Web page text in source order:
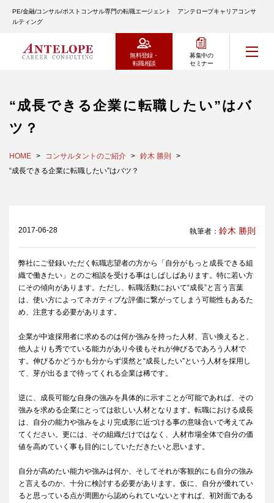
PE/金融/コンサル/ポストコンサル専門の転職エージェント アンテロープキャリアコンサ
ルティング
無料登録・
転職相談
募集中の
セミナー
“成長できる企業に転職したい”はバ
ツ？
HOME コンサルタントのご紹介
鈴木 勝則
“成長できる企業に転職したい”はバツ？
2017-06-28 執筆者： 鈴木 勝則
弊社にご登録いただく転職志望者の方から「自分がもっと成長できる組
織で働きたい」とのご相談を受ける事はしばしばあります。特に若い方
にその傾向があります。ただし、転職活動において“成長”と言う言葉
は、使い方によってネガティブな評価に繋がってしまう可能性もあるた
め、注意する必要があります。
企業が中途採用者に求めるのは何か強みを持った人材、言い換えると、
他人よりも秀でている能力があり今後もそれが伸びるであろう人材で
す。伸びるかどうかも分からず漠然と“成長したい”という人材を採用し
て、芽が出るまで待ってくれる企業は稀です。
逆に、成長可能な自身の強みを具体的に示すことが可能であれば、その
強みを求める企業にとっては欲しい人材となります。転職における成長
は、自分の能力や強みをより完成形に近づける事の意味合いで考えてみ
てください。更には、その組織だけではなく、人材市場全体で自分の価
値を高めていく事も目的にしていただきたいと思います。
自分が高めたい能力や強みは何か、そしてそれが客観的にも自分の強み
と言えるのか、十分に検討する必要があります。仮に、自分が優れてい
ると思っている点が周囲から認められていないとすれば、初対面である